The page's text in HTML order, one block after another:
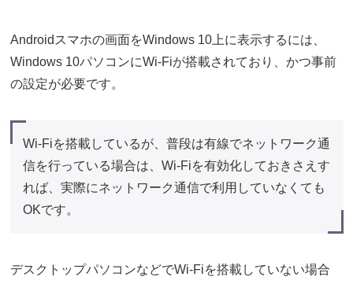
Androidスマホの画面をWindows 10上に表示するには、
Windows 10パソコンにWi-Fiが搭載されており、かつ事前
の設定が必要です。
Wi-Fiを搭載しているが、普段は有線でネットワーク通
信を行っている場合は、Wi-Fiを有効化しておきさえす
れば、実際にネットワーク通信で利用していなくても
OKです。
デスクトップパソコンなどでWi-Fiを搭載していない場合